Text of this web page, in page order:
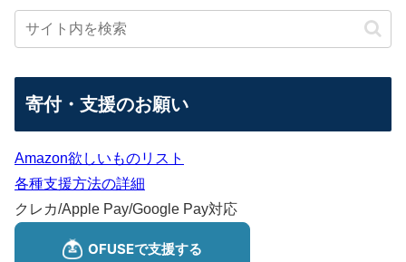
寄付・支援のお願い
Amazon欲しいものリスト
各種支援方法の詳細
クレカ/Apple Pay/Google Pay対応